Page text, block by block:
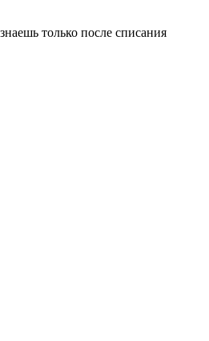
только после списания